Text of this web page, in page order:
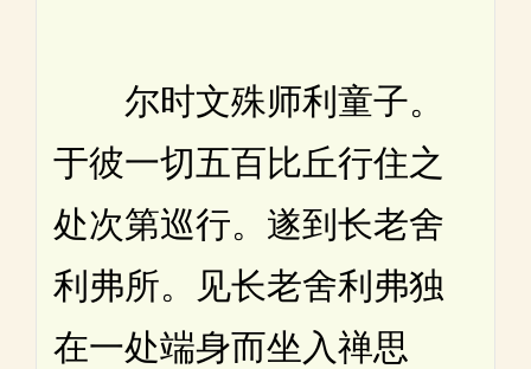
尔时文殊师利童子。
于彼一切五百比丘行住之
处次第巡行。遂到长老舍
利弗所。见长老舍利弗独
在一处端身而坐入禅思